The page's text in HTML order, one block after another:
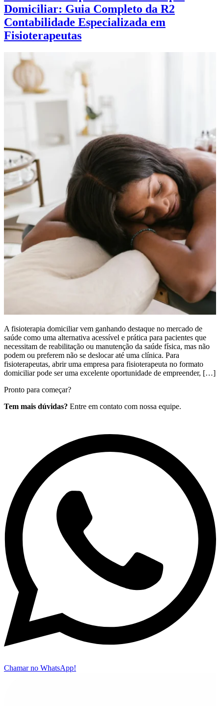
Domiciliar: Guia Completo da R2
Contabilidade Especializada em
Fisioterapeutas
A fisioterapia domiciliar vem ganhando destaque no mercado de
saúde como uma alternativa acessível e prática para pacientes que
necessitam de reabilitação ou manutenção da saúde física, mas não
podem ou preferem não se deslocar até uma clínica. Para
fisioterapeutas, abrir uma empresa para fisioterapeuta no formato
domiciliar pode ser uma excelente oportunidade de empreender, […]
Pronto para começar?
Tem mais dúvidas? Entre em contato com nossa equipe.
Chamar no WhatsApp!